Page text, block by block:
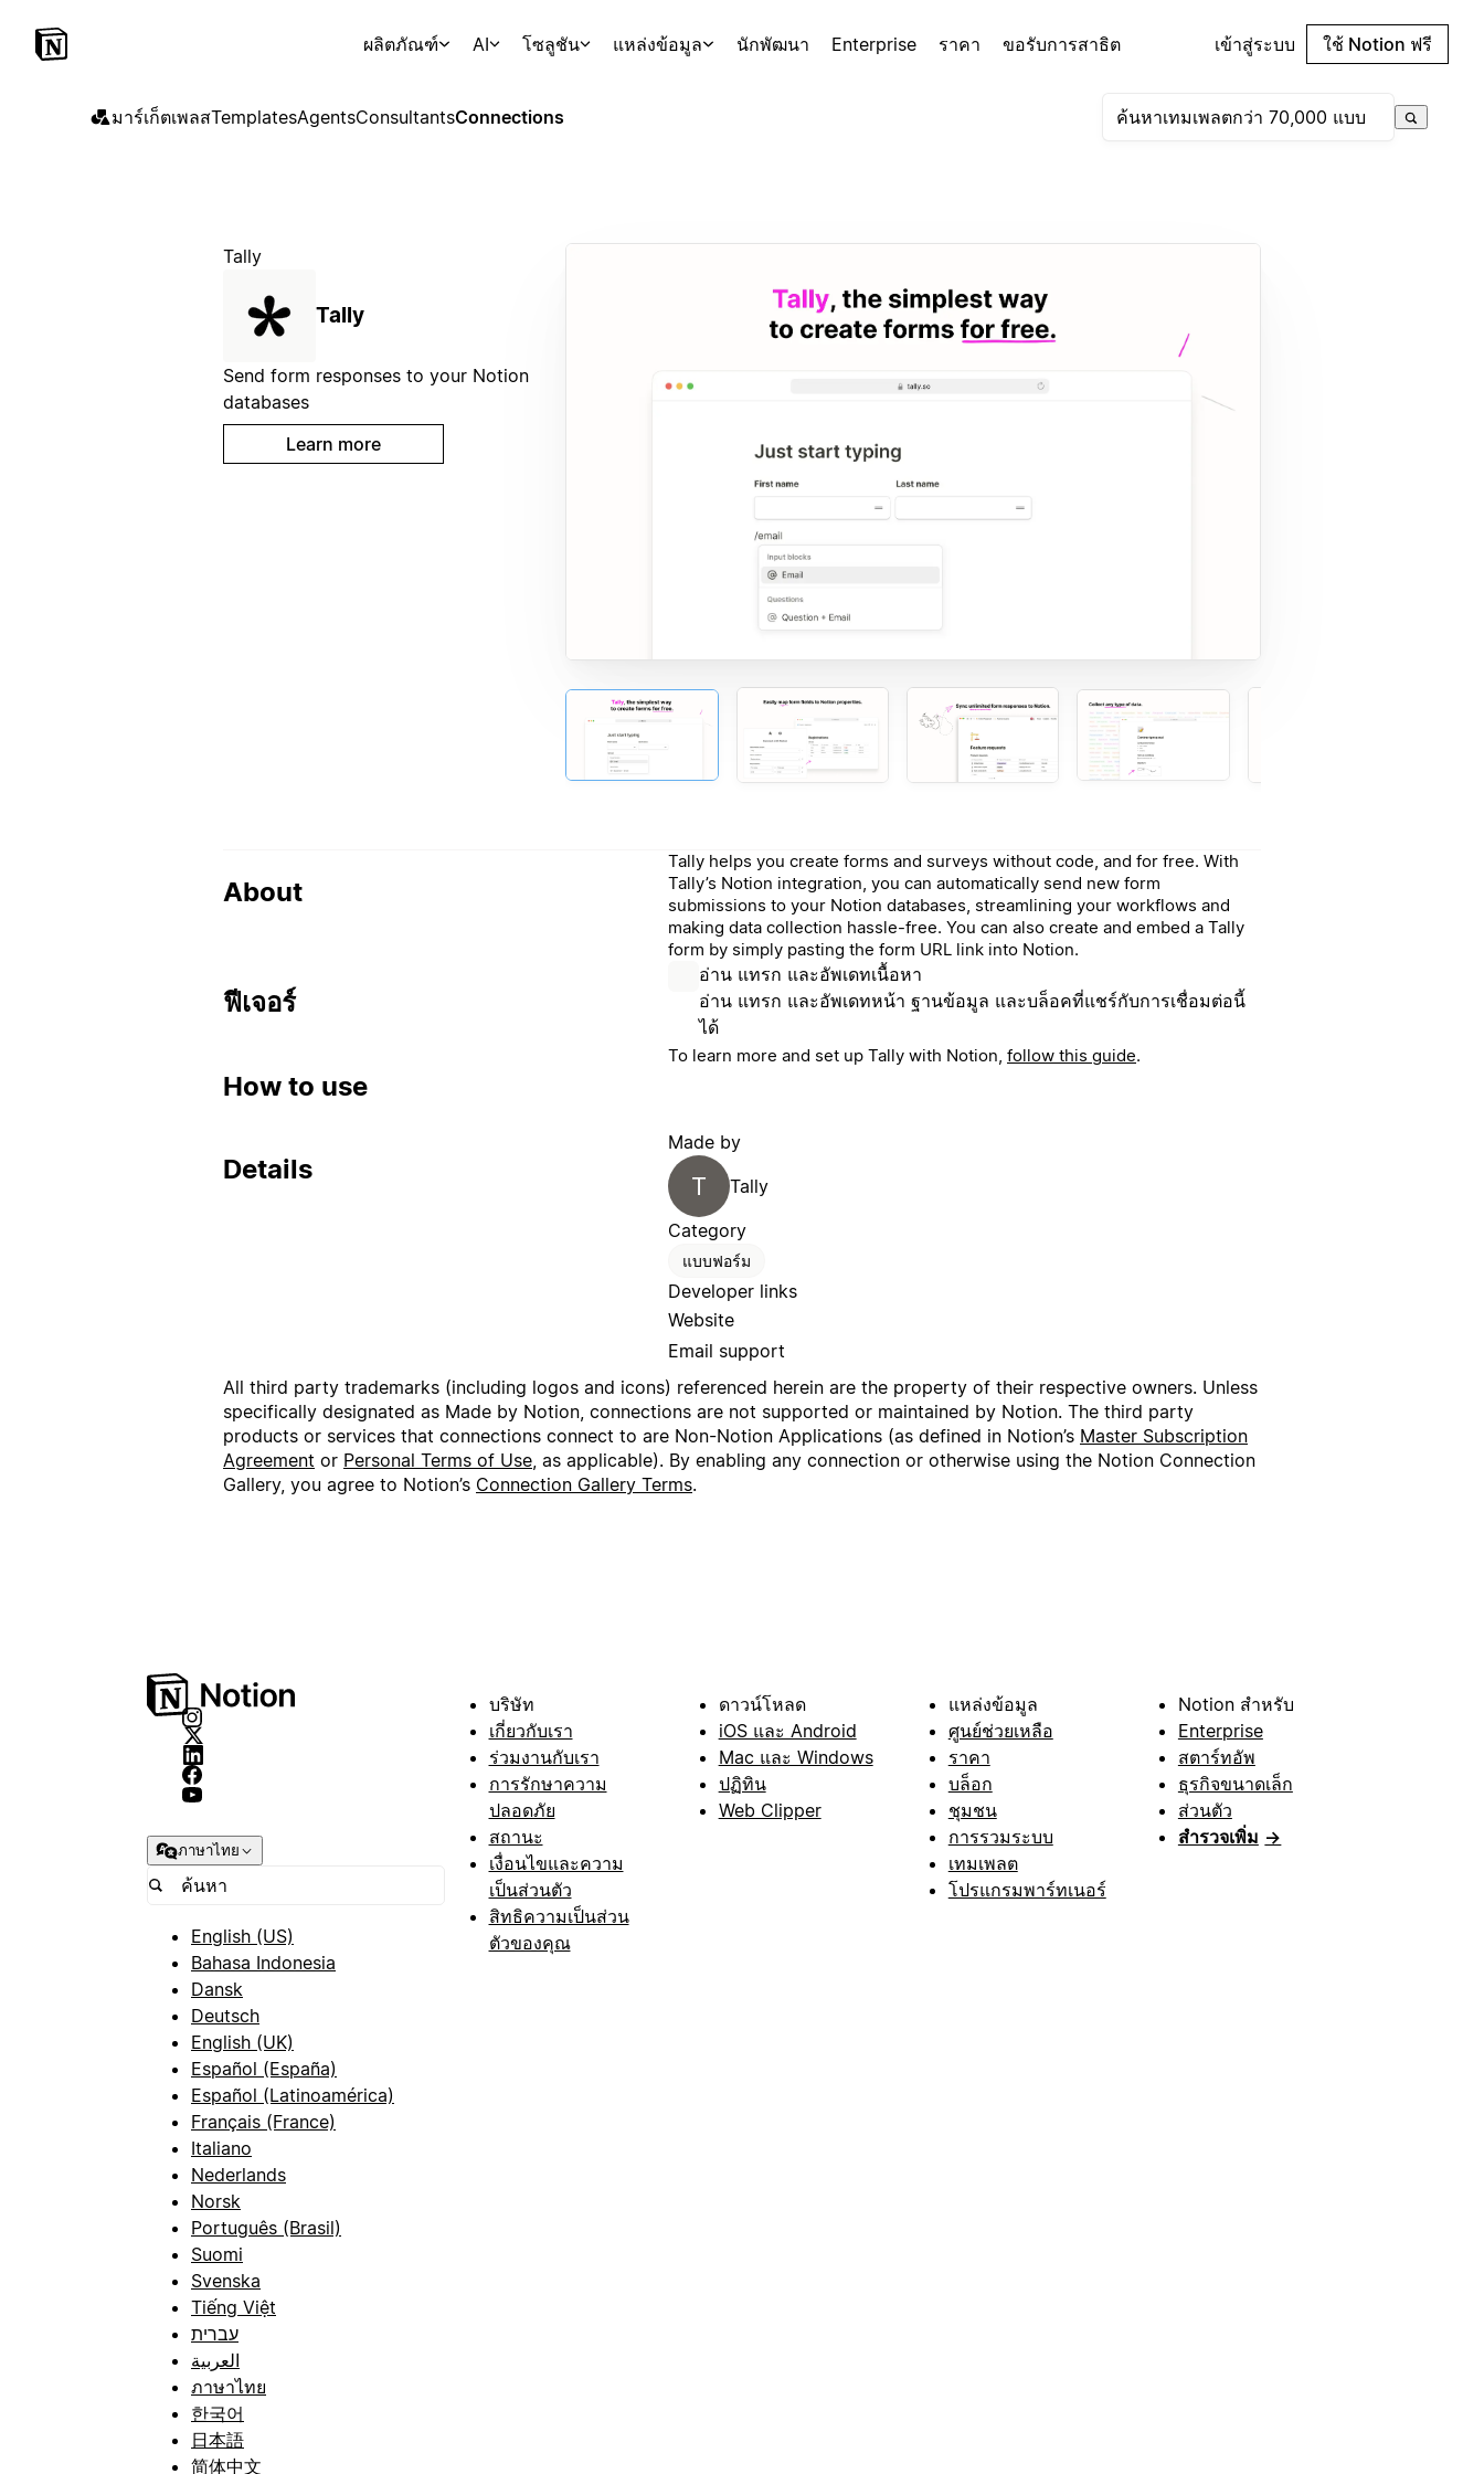
ผลิตภัณฑ์ AI โซลูชัน แหล่งข้อมูล นักพัฒนา Enterprise ราคา ขอรับการสาธิต เข้าสู่ระบบ ใช้ Notion ฟรี
มาร์เก็ตเพลสTemplatesAgentsConsultantsConnections
Tally
Tally
Send form responses to your Notion
databases
Learn more
About
Tally helps you create forms and surveys without code, and for free. With
Tally’s Notion integration, you can automatically send new form
submissions to your Notion databases, streamlining your workflows and
making data collection hassle-free. You can also create and embed a Tally
form by simply pasting the form URL link into Notion.
ฟีเจอร์
อ่าน แทรก และอัพเดทเนื้อหา
อ่าน แทรก และอัพเดทหน้า ฐานข้อมูล และบล็อคที่แชร์กับการเชื่อมต่อนี้
ได้
How to use
To learn more and set up Tally with Notion, follow this guide.
Details
Made by
T
Tally
Category
แบบฟอร์ม
Developer links
Website
Email support
All third party trademarks (including logos and icons) referenced herein are the property of their respective owners. Unless
specifically designated as Made by Notion, connections are not supported or maintained by Notion. The third party
products or services that connections connect to are Non-Notion Applications (as defined in Notion’s Master Subscription
Agreement or Personal Terms of Use , as applicable). By enabling any connection or otherwise using the Notion Connection
Gallery, you agree to Notion’s Connection Gallery Terms.
ภาษาไทย
English (US)
Bahasa Indonesia
Dansk
Deutsch
English (UK)
Español (España)
Español (Latinoamérica)
Français (France)
Italiano
Nederlands
Norsk
Português (Brasil)
Suomi
Svenska
Tiếng Việt
עברית
العربية
ภาษาไทย
한국어
日本語
简体中文
บริษัท
เกี่ยวกับเรา
ร่วมงานกับเรา
การรักษาความ
ปลอดภัย
สถานะ
เงื่อนไขและความ
เป็นส่วนตัว
สิทธิความเป็นส่วน
ตัวของคุณ
ดาวน์โหลด
iOS และ Android
Mac และ Windows
ปฏิทิน
Web Clipper
แหล่งข้อมูล
ศูนย์ช่วยเหลือ
ราคา
บล็อก
ชุมชน
การรวมระบบ
เทมเพลต
โปรแกรมพาร์ทเนอร์
Notion สำหรับ
Enterprise
สตาร์ทอัพ
ธุรกิจขนาดเล็ก
ส่วนตัว
สำรวจเพิ่ม →